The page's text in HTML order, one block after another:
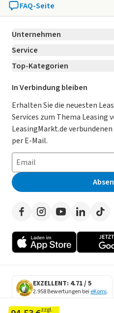
zzgl.
FAQ-Seite
Unternehmen
Über LeasingMarkt.de
Karriere Jetzt bewerben!
Für Händler
Kooperation mit AutoScout24
AGB
Datenschutz
Impressum
Erklärung zur Barrierefreiheit
Presse
Service
Kontakt
Ratgeber
Magazin
Datenschutz-Einstellungen
So funktioniert’s
Häufig gestellte Fragen
Leasing-Lexikon
Auto-Tests
Werben auf LeasingMarkt.de
Top-Kategorien
Leasing Deals
Gebrauchtwagen Leasing
Leasing ohne Anzahlung
E-Auto Leasing
Privatleasing
Leasing-Vergleiche
Herstellerverzeichnis
Händlerverzeichnis
In Verbindung bleiben
Erhalten Sie die neuesten
Services zum Thema Leasing
LeasingMarkt.de
per E-Mail.
EXZELLENT: 4.71 / 5
2.958 Bewertungen bei eKomi.
SECURE DATA